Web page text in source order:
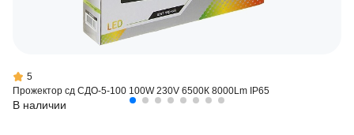
5
Прожектор сд СДО-5-100 100W 230V 6500К 8000Lm IP65
В наличии